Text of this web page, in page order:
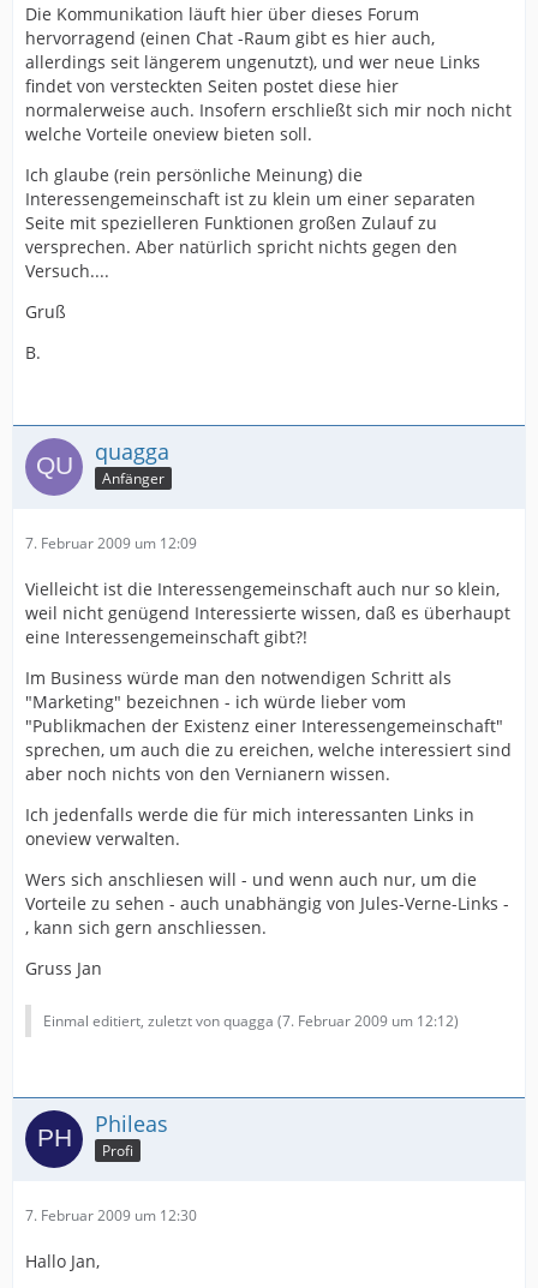
Die Kommunikation läuft hier über dieses Forum
hervorragend (einen Chat -Raum gibt es hier auch,
allerdings seit längerem ungenutzt), und wer neue Links
findet von versteckten Seiten postet diese hier
normalerweise auch. Insofern erschließt sich mir noch nicht
welche Vorteile oneview bieten soll.
Ich glaube (rein persönliche Meinung) die
Interessengemeinschaft ist zu klein um einer separaten
Seite mit spezielleren Funktionen großen Zulauf zu
versprechen. Aber natürlich spricht nichts gegen den
Versuch....
Gruß
B.
quagga
Anfänger
7. Februar 2009 um 12:09
Vielleicht ist die Interessengemeinschaft auch nur so klein,
weil nicht genügend Interessierte wissen, daß es überhaupt
eine Interessengemeinschaft gibt?!
Im Business würde man den notwendigen Schritt als
"Marketing" bezeichnen - ich würde lieber vom
"Publikmachen der Existenz einer Interessengemeinschaft"
sprechen, um auch die zu ereichen, welche interessiert sind
aber noch nichts von den Vernianern wissen.
Ich jedenfalls werde die für mich interessanten Links in
oneview verwalten.
Wers sich anschliesen will - und wenn auch nur, um die
Vorteile zu sehen - auch unabhängig von Jules-Verne-Links -
, kann sich gern anschliessen.
Gruss Jan
Einmal editiert, zuletzt von quagga (7. Februar 2009 um 12:12)
Phileas
Profi
7. Februar 2009 um 12:30
Hallo Jan,